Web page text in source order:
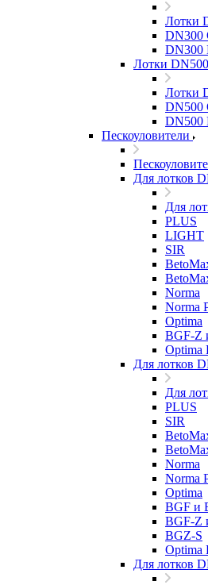
Лотки
DN300
DN300
Лотки DN500
Лотки
DN500
DN500
Пескоуловители
Для лотков
Для
PLUS
LIGHT
SIR
Norma
Norma
Optima
BGF-Z
Optima
Для лотков
Для
PLUS
SIR
Norma
Norma
Optima
BGF и
BGF-Z
BGZ-S
Optima
Для лотков